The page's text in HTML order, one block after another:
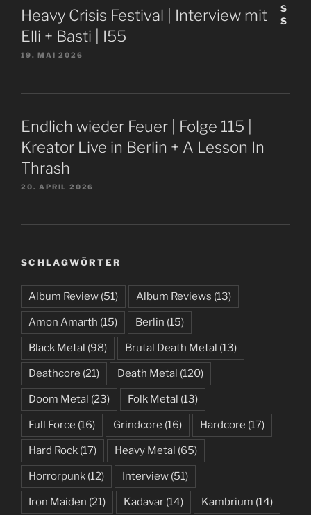
Heavy Crisis Festival | Interview mit
Elli + Basti | I55
19. MAI 2026
Endlich wieder Feuer | Folge 115 |
Kreator Live in Berlin + A Lesson In
Thrash
20. APRIL 2026
SCHLAGWÖRTER
Album Review (51) Album Reviews (13)
Amon Amarth (15) Berlin (15)
Black Metal (98) Brutal Death Metal (13)
Deathcore (21) Death Metal (120)
Doom Metal (23) Folk Metal (13)
Full Force (16) Grindcore (16) Hardcore (17)
Hard Rock (17) Heavy Metal (65)
Horrorpunk (12) Interview (51)
Iron Maiden (21) Kadavar (14) Kambrium (14)